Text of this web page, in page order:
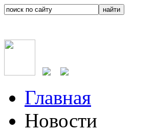
Главная
Новости